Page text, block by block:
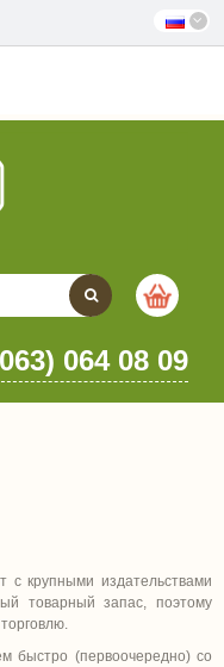
064 08 09
с крупными издательствами
товарный запас, поэтому
быстро (первоочередно) со